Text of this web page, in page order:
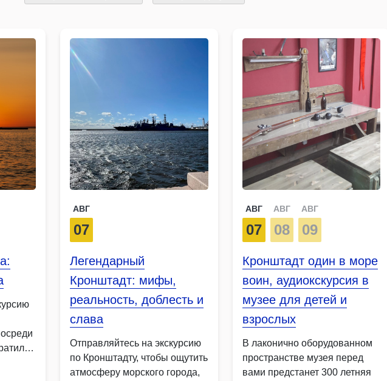
АВГ
07
Легендарный
Кронштадт: мифы,
реальность, доблесть и
слава
Отправляйтесь на экскурсию
по Кронштадту, чтобы ощутить
атмосферу морского города,
АВГ
07
АВГ
08
АВГ
09
Кронштадт один в море
воин, аудиокскурсия в
музее для детей и
взрослых
В лаконично оборудованном
пространстве музея перед
вами предстанет 300 летняя